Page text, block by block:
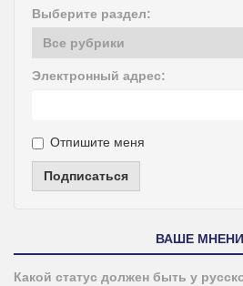
Выберите раздел:
Электронный адрес:
Отпишите меня
Подписаться
ВАШЕ
Какой статус должен быть у